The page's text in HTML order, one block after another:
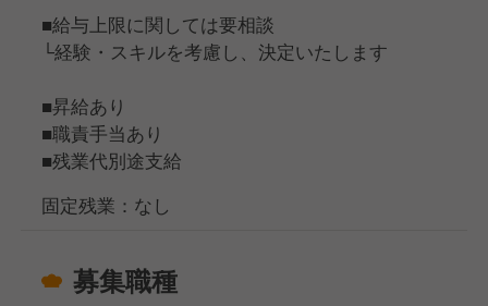
向きな姿勢や健全な精神を育むサポートをしていま
す。
講料補助、さらには「鈴廣星槎大学」での学位取得支
援まで、料理人としてもひとりの人間としても成長し
続けられる環境が整っています。
鎌倉や大和など、遠方から通勤しているスタッフも在
籍していますので、お気軽にご相談ください。
あなたのご応募、心よりお待ちしております！
■給与上限に関しては要相談
└経験・スキルを考慮し、決定いたします
■昇給あり
■職責手当あり
■残業代別途支給
固定残業：なし
募集職種